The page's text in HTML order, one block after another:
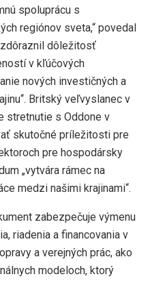
spoluprácu s
regiónov sveta,“ povedal
dôležitosť
v kľúčových
nových investičných a
Britský veľvyslanec v
stretnutie s Oddone v
skutočné príležitosti pre
pre hospodársky
„vytvára rámec na
medzi našimi krajinami“.
zabezpečuje výmenu
riadenia a financovania v
a verejných prác, ako
modeloch, ktorý